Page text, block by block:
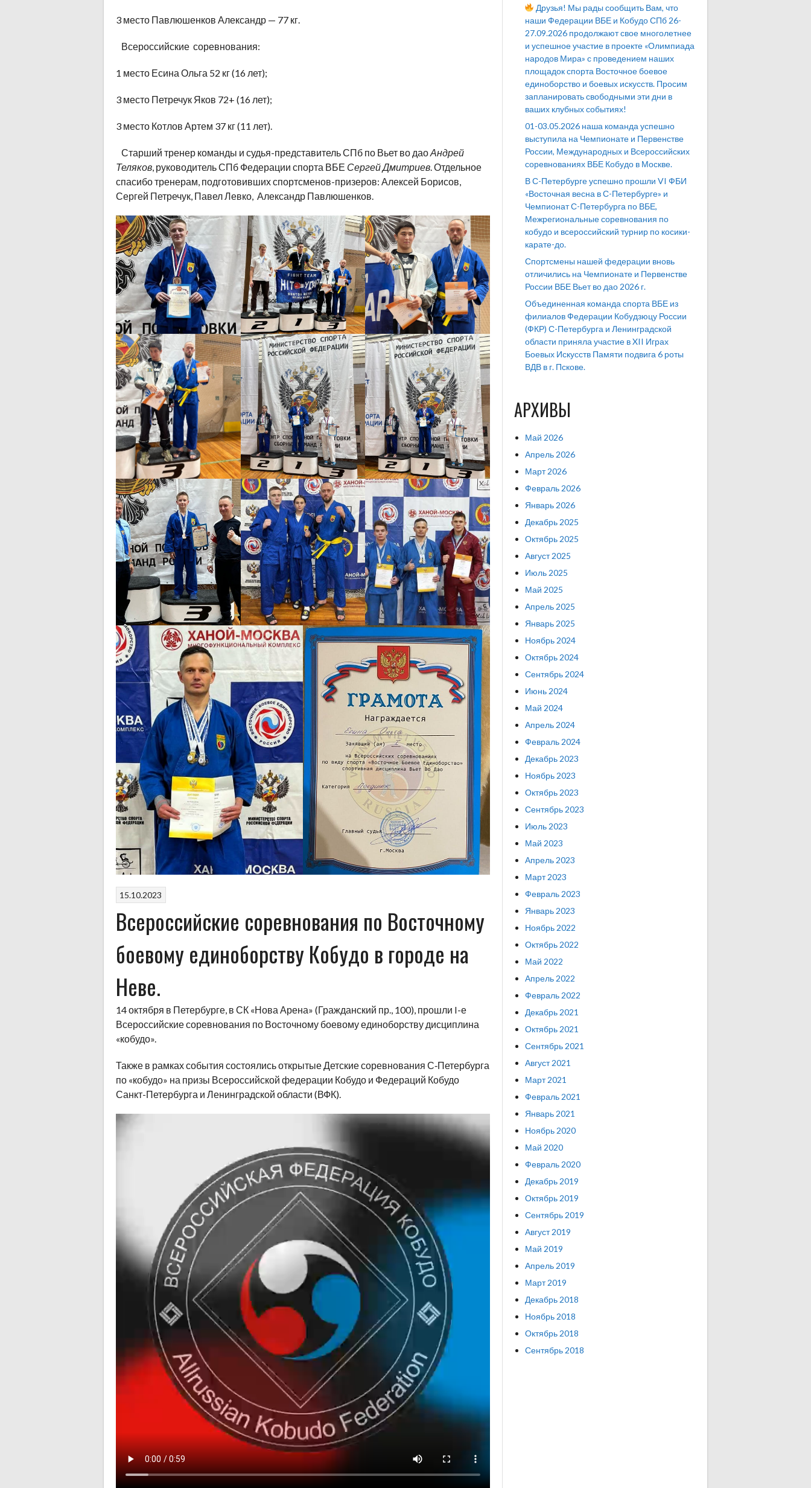
3 место Павлюшенков Александр — 77 кг.
Всероссийские соревнования:
1 место Есина Ольга 52 кг (16 лет);
3 место Петречук Яков 72+ (16 лет);
3 место Котлов Артем 37 кг (11 лет).
Старший тренер команды и судья-представитель СПб по Вьет во даоАндрей
Теляков, руководитель СПб Федерации спорта ВБЕ Сергей Дмитриев. Отдельное
спасибо тренерам, подготовивших спортсменов-призеров: Алексей Борисов,
Сергей Петречук, Павел Левко, Александр Павлюшенков.
15.10.2023
Всероссийские соревнования по Восточному
боевому единоборству Кобудо в городе на
Неве.
14 октября в Петербурге, в СК «Нова Арена» (Гражданский пр., 100), прошли I-е
Всероссийские соревнования по Восточному боевому единоборству дисциплина
«кобудо».
Также в рамках события состоялись открытые Детские соревнования С‑Петербурга
по «кобудо» на призы Всероссийской федерации Кобудо и Федераций Кобудо
Санкт-Петербурга и Ленинградской области (ВФК).
Друзья! Мы рады сообщить Вам, что
наши Федерации ВБЕ и Кобудо СПб 26-
27.09.2026 продолжают свое многолетнее
и успешное участие в проекте «Олимпиада
народов Мира» с проведением наших
площадок спорта Восточное боевое
единоборство и боевых искусств. Просим
запланировать свободными эти дни в
ваших клубных событиях!
01-03.05.2026 наша команда успешно
выступила на Чемпионате и Первенстве
России, Международных и Всероссийских
соревнованиях ВБЕ Кобудо в Москве.
В С-Петербурге успешно прошли VI ФБИ
«Восточная весна в С-Петербурге» и
Чемпионат С-Петербурга по ВБЕ,
Межрегиональные соревнования по
кобудо и всероссийский турнир по косики-
карате-до.
Спортсмены нашей федерации вновь
отличились на Чемпионате и Первенстве
России ВБЕ Вьет во дао 2026 г.
Объединенная команда спорта ВБЕ из
филиалов Федерации Кобудзюцу России
(ФКР) С-Петербурга и Ленинградской
области приняла участие в XII Играх
Боевых Искусств Памяти подвига 6 роты
ВДВ в г. Пскове.
АРХИВЫ
Май 2026
Апрель 2026
Март 2026
Февраль 2026
Январь 2026
Декабрь 2025
Октябрь 2025
Август 2025
Июль 2025
Май 2025
Апрель 2025
Январь 2025
Ноябрь 2024
Октябрь 2024
Сентябрь 2024
Июнь 2024
Май 2024
Апрель 2024
Февраль 2024
Декабрь 2023
Ноябрь 2023
Октябрь 2023
Сентябрь 2023
Июль 2023
Май 2023
Апрель 2023
Март 2023
Февраль 2023
Январь 2023
Ноябрь 2022
Октябрь 2022
Май 2022
Апрель 2022
Февраль 2022
Декабрь 2021
Октябрь 2021
Сентябрь 2021
Август 2021
Март 2021
Февраль 2021
Январь 2021
Ноябрь 2020
Май 2020
Февраль 2020
Декабрь 2019
Октябрь 2019
Сентябрь 2019
Август 2019
Май 2019
Апрель 2019
Март 2019
Декабрь 2018
Ноябрь 2018
Октябрь 2018
Сентябрь 2018